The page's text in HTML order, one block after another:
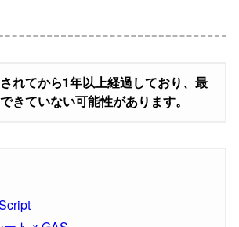
れてから1年以上経過しており、最
きていない可能性があります。